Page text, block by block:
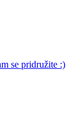
se pridružite :)